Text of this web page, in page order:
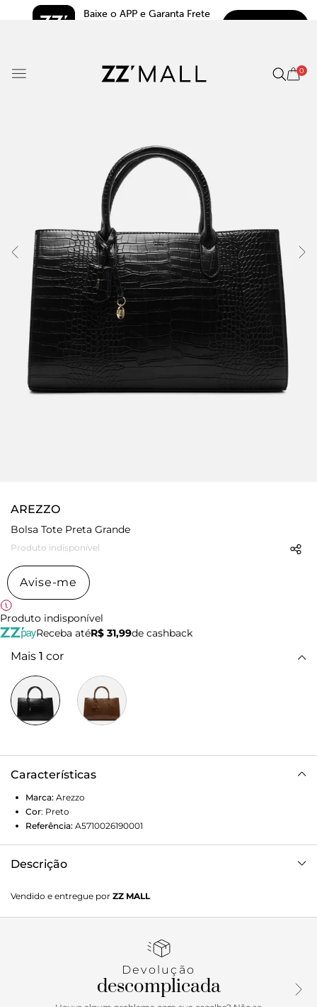
Baixe o APP e Garanta Frete
0
AREZZO
Bolsa Tote Preta Grande
Produto indisponível
Avise-me
Produto indisponível
Receba atéR$ 31,99de cashback
Mais 1 cor
Características
Marca: Arezzo
Cor: Preto
Referência: A5710026190001
Descrição
Vendido e entregue por ZZ MALL
Devolução
descomplicada